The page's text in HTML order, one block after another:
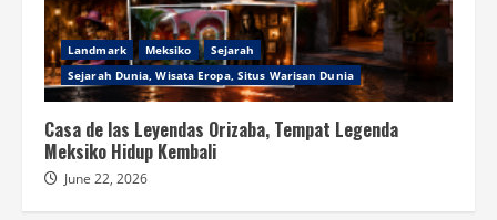
Landmark Meksiko
Sejarah
Sejarah Dunia, Wisata Eropa, Situs Warisan Dunia
Casa de las Leyendas Orizaba, Tempat Legenda
Meksiko Hidup Kembali
June 22, 2026